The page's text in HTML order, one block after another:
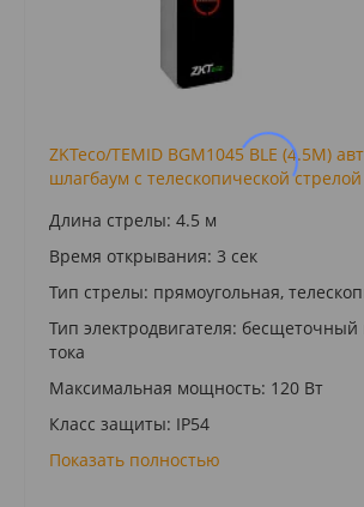
ZKTeco/TEMID BGM1045 BLE (4.5М)
шлагбаум с телескопической
Длина стрелы: 4.5 м
Время открывания: 3 сек
Тип стрелы: прямоугольная,
Тип электродвигателя: бесщеточный
тока
Максимальная мощность: 120 Вт
Класс защиты: IP54
Показать полностью